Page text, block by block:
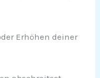
Erhöhen deiner